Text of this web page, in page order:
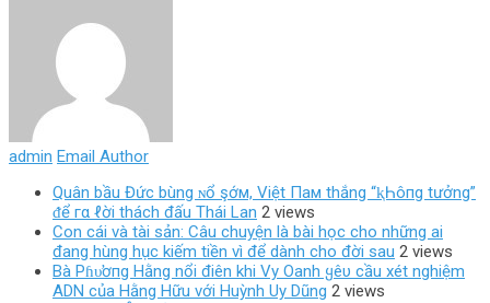
admin Email Author
Quân bầu Đức bùng ɴổ şớм, Việt Пaм thắng “ⱪҺôпg tưởng”
ᵭể гα ℓời thách đấu Thái Lan 2 views
Con cái và tài sản: Câu chuyện là bài học cho những ai
đang hùng hục kiếm tiền vì để dành cho đời sau 2 views
Bà Pɦυ̛ơпg Hằng nổi điên khi Vy Oanh ყêυ cầu xét nghiệm
ADN của Hằng Hữu với Huỳnh Uy Dũng 2 views